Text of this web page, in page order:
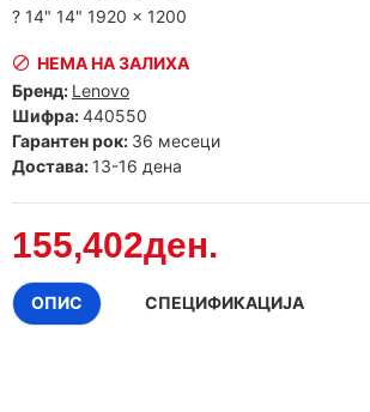
? 14" 14" 1920 x 1200
155,402ден.
НЕМА НА ЗАЛИХА
Бренд: Lenovo
Шифра:440550
Гарантен рок: 36 месеци
Достава: 13-16 дена
ОПИС СПЕЦИФИКАЦИЈА